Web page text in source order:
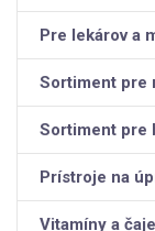
Pre lekárov a
Sortiment pre
Sortiment pre
Prístroje na
Vitamíny a čaje